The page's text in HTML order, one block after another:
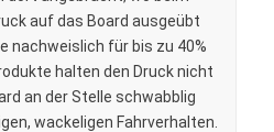
auf das Board ausgeübt
nachweislich für bis zu 40%
halten den Druck nicht
an der Stelle schwabblig
wackeligen Fahrverhalten.